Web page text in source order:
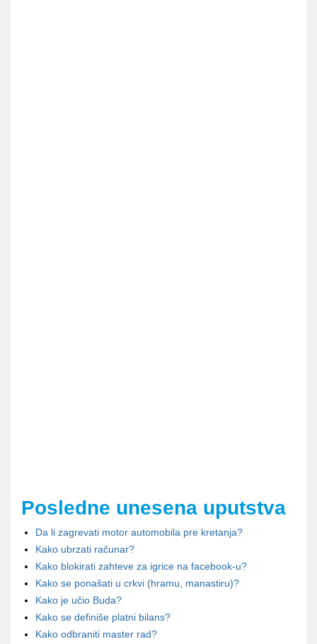
Posledne unesena uputstva
Da li zagrevati motor automobila pre kretanja?
Kako ubrzati računar?
Kako blokirati zahteve za igrice na facebook-u?
Kako se ponašati u crkvi (hramu, manastiru)?
Kako je učio Buda?
Kako se definiše platni bilans?
Kako odbraniti master rad?